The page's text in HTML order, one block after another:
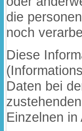
die
noch
Diese
Daten bei
Einzelnen